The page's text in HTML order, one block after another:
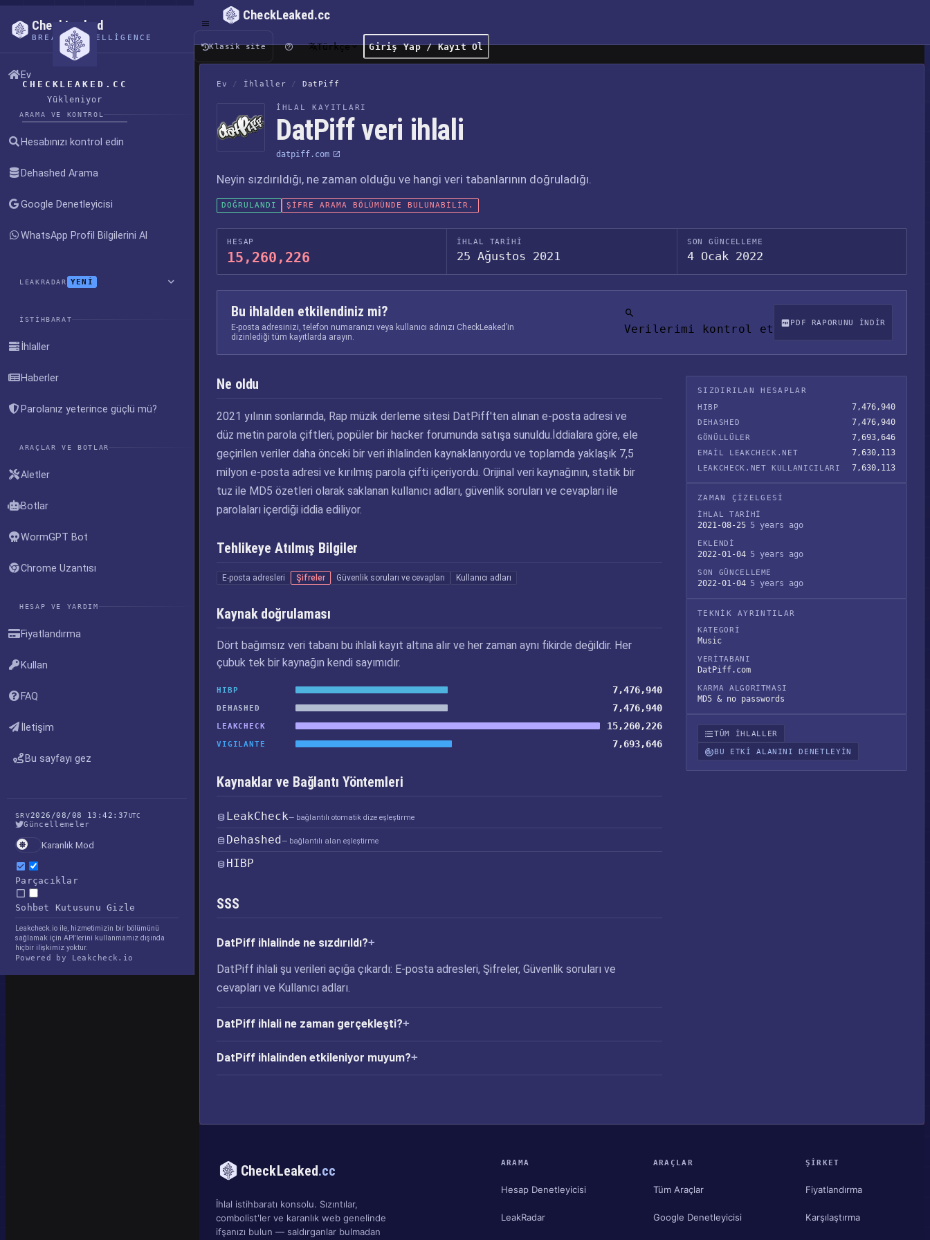
CHECKLEAKED.CC
Yükleniyor
CheckLeaked
BREACH INTELLIGENCE
Ev
ARAMA VE KONTROL
Hesabınızı kontrol edin
Dehashed Arama
Google Denetleyicisi
WhatsApp Profil Bilgilerini Al
LEAKRADAR YENİ
İSTIHBARAT
İhlaller
Haberler
Parolanız yeterince güçlü mü?
ARAÇLAR VE BOTLAR
Aletler
Botlar
WormGPT Bot
Chrome Uzantısı
HESAP VE YARDIM
Fiyatlandırma
Kullan
FAQ
İletişim
Bu sayfayı gez
SRV2026/08/08 13:42:37UTC
Güncellemeler
Karanlık Mod
Parçacıklar
Sohbet Kutusunu Gizle
Leakcheck.io ile, hizmetimizin bir bölümünü
sağlamak için API'lerini kullanmamız dışında
hiçbir ilişkimiz yoktur.
Powered by Leakcheck.io
CheckLeaked.cc
Klasik site Türkçe Giriş Yap / Kayıt Ol
Ev / İhlaller / DatPiff
İHLAL KAYITLARI
DatPiff veri ihlali
datpiff.com
Neyin sızdırıldığı, ne zaman olduğu ve hangi veri tabanlarının doğruladığı.
DOĞRULANDI ŞIFRE ARAMA BÖLÜMÜNDE BULUNABILIR.
HESAP
15,260,226
İHLAL TARIHI
25 Ağustos 2021
SON GÜNCELLEME
4 Ocak 2022
Bu ihlalden etkilendiniz mi?
E-posta adresinizi, telefon numaranızı veya kullanıcı adınızı CheckLeaked’in
dizinlediği tüm kayıtlarda arayın.
Verilerimi kontrol et PDF RAPORUNU INDIR
Ne oldu
2021 yılının sonlarında, Rap müzik derleme sitesi DatPiff'ten alınan e-posta adresi ve
düz metin parola çiftleri, popüler bir hacker forumunda satışa sunuldu.İddialara göre, ele
geçirilen veriler daha önceki bir veri ihlalinden kaynaklanıyordu ve toplamda yaklaşık 7,5
milyon e-posta adresi ve kırılmış parola çifti içeriyordu. Orijinal veri kaynağının, statik bir
tuz ile MD5 özetleri olarak saklanan kullanıcı adları, güvenlik soruları ve cevapları ile
parolaları içerdiği iddia ediliyor.
Tehlikeye Atılmış Bilgiler
E-posta adresleri Şifreler Güvenlik soruları ve cevapları Kullanıcı adları
Kaynak doğrulaması
Dört bağımsız veri tabanı bu ihlali kayıt altına alır ve her zaman aynı fikirde değildir. Her
çubuk tek bir kaynağın kendi sayımıdır.
HIBP 7,476,940
DEHASHED 7,476,940
LEAKCHECK 15,260,226
VIGILANTE 7,693,646
Kaynaklar ve Bağlantı Yöntemleri
LeakCheck— bağlantılı otomatik dize eşleştirme
Dehashed— bağlantılı alan eşleştirme
HIBP
SSS
DatPiff ihlalinde ne sızdırıldı?
DatPiff ihlali şu verileri açığa çıkardı: E-posta adresleri, Şifreler, Güvenlik soruları ve
cevapları ve Kullanıcı adları.
DatPiff ihlali ne zaman gerçekleşti?
DatPiff ihlalinden etkileniyor muyum?
SIZDIRILAN HESAPLAR
HIBP
7,476,940
DEHASHED 7,476,940
GÖNÜLLÜLER 7,693,646
EMAIL LEAKCHECK.NET 7,630,113
LEAKCHECK.NET KULLANICILARI 7,630,113
ZAMAN ÇIZELGESI
İHLAL TARIHI
2021-08-25 5 years ago
EKLENDI
2022-01-04 5 years ago
SON GÜNCELLEME
2022-01-04 5 years ago
TEKNIK AYRINTILAR
KATEGORI
Music
VERITABANI
DatPiff.com
KARMA ALGORITMASI
MD5 & no passwords
TÜM IHLALLER
BU ETKI ALANINI DENETLEYIN
CheckLeaked.cc
İhlal istihbaratı konsolu. Sızıntılar,
combolist'ler ve karanlık web genelinde
ifşanızı bulun — saldırganlar bulmadan
ARAMA
Hesap Denetleyicisi
LeakRadar
ARAÇLAR
Tüm Araçlar
Google Denetleyicisi
ŞIRKET
Fiyatlandırma
Karşılaştırma